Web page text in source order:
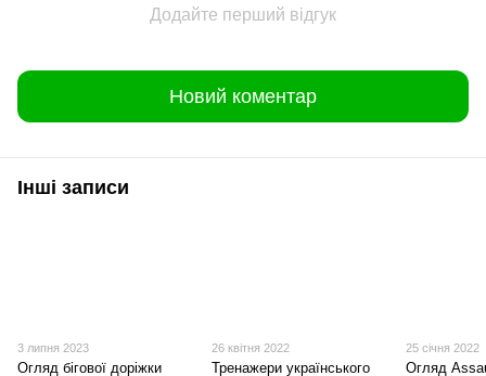
Додайте перший відгук
Новий коментар
Інші записи
3 липня 2023
Огляд бігової доріжки
26 квітня 2022
Тренажери українського
25 січня 2022
Огляд